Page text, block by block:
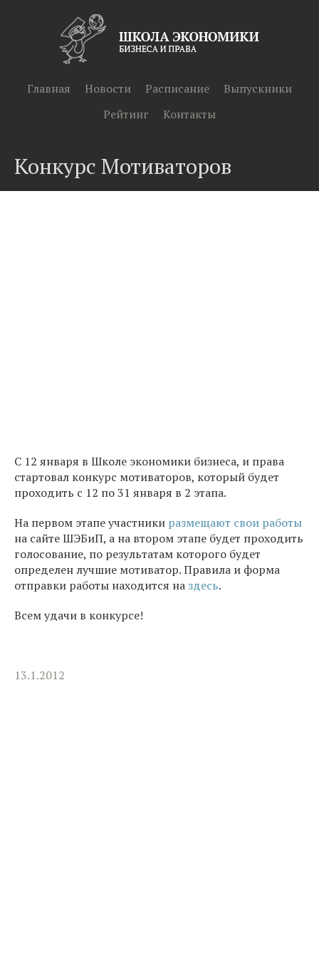
Главная Новости Расписание
Выпускники
Рейтинг
Контакты
Конкурс Мотиваторов
С 12 января в Школе экономики бизнеса, и права
стартовал конкурс мотиваторов, который будет
проходить с 12 по 31 января в 2 этапа.
На первом этапе участники размещают свои работы
на сайте ШЭБиП, а на втором этапе будет проходить
голосование, по результатам которого будет
определен лучшие мотиватор. Правила и форма
отправки работы находится наздесь.
Всем удачи в конкурсе!
13.1.2012